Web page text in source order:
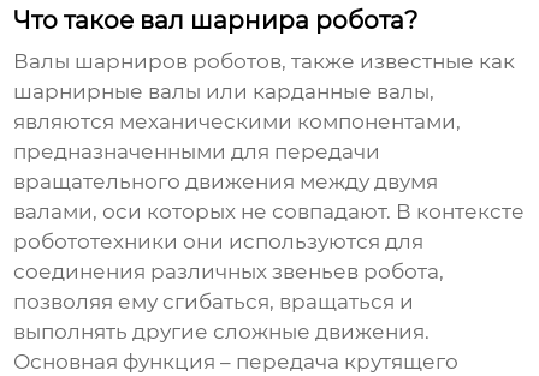
Что такое вал шарнира робота?
Валы шарниров роботов, также известные как
шарнирные валы или карданные валы,
являются механическими компонентами,
предназначенными для передачи
вращательного движения между двумя
валами, оси которых не совпадают. В контексте
робототехники они используются для
соединения различных звеньев робота,
позволяя ему сгибаться, вращаться и
выполнять другие сложные движения.
Основная функция – передача крутящего